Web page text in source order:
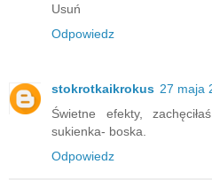
Usuń
Odpowiedz
stokrotkaikrokus 27 maja
Świetne efekty,
sukienka- boska.
Odpowiedz